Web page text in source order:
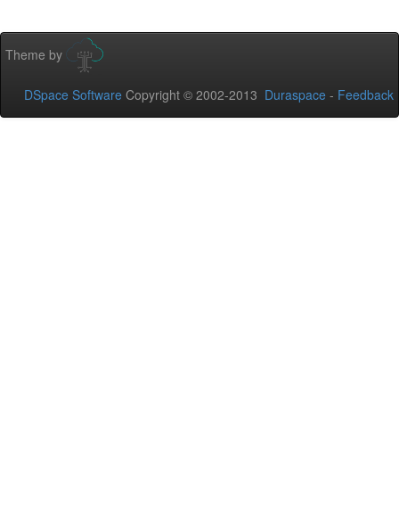
Theme by
DSpace Software Copyright © 2002-2013 Duraspace - Feedback